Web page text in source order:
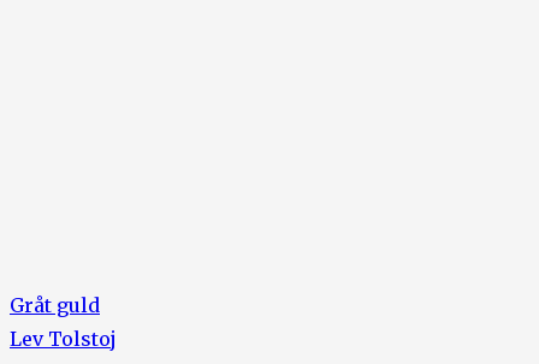
Gråt guld
Lev Tolstoj